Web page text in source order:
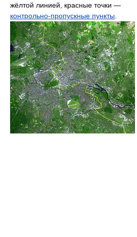
жёлтой линией, красные точки —
контрольно-пропускные пункты